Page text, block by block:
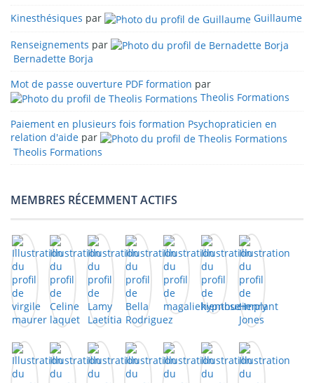
Kinesthésiques par
Guillaume
Renseignements par
Bernadette Borja
Mot de passe ouverture PDF formation par
Theolis Formations
Paiement en plusieurs fois formation Psychopraticien en
relation d'aide par
Theolis Formations
MEMBRES RÉCEMMENT ACTIFS